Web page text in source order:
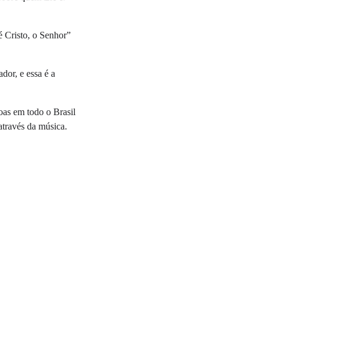
Cristo, o Senhor”
e essa é a
em todo o Brasil
da música.